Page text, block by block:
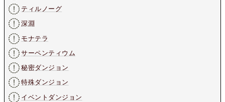
ティルノーグ
深淵
モナテラ
サーペンティウム
秘密ダンジョン
特殊ダンジョン
イベントダンジョン